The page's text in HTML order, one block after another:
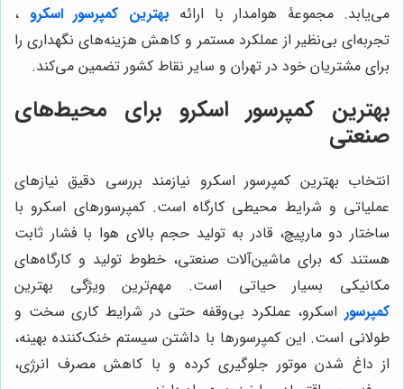
می‌یابد. مجموعۀ هوامدار با ارائه بهترین کمپرسور اسکرو ،
تجربه‌ای بی‌نظیر از عملکرد مستمر و کاهش هزینه‌های نگهداری را
برای مشتریان خود در تهران و سایر نقاط کشور تضمین می‌کند.
بهترین کمپرسور اسکرو برای محیط‌های
صنعتی
انتخاب بهترین کمپرسور اسکرو نیازمند بررسی دقیق نیازهای
عملیاتی و شرایط محیطی کارگاه است. کمپرسورهای اسکرو با
ساختار دو مارپیچ، قادر به تولید حجم بالای هوا با فشار ثابت
هستند که برای ماشین‌آلات صنعتی، خطوط تولید و کارگاه‌های
مکانیکی بسیار حیاتی است. مهم‌ترین ویژگی بهترین
کمپرسور اسکرو، عملکرد بی‌وقفه حتی در شرایط کاری سخت و
طولانی است. این کمپرسورها با داشتن سیستم خنک‌کننده بهینه،
از داغ شدن موتور جلوگیری کرده و با کاهش مصرف انرژی،